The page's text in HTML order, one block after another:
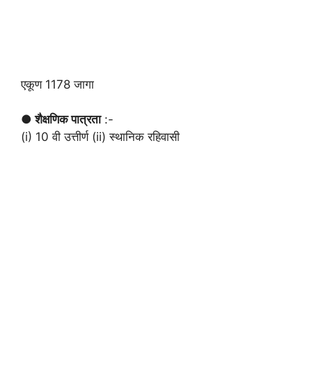
एकूण 1178 जागा
● शैक्षणिक पात्रता:-
(i) 10 वी उत्तीर्ण (ii) स्थानिक रहिवासी